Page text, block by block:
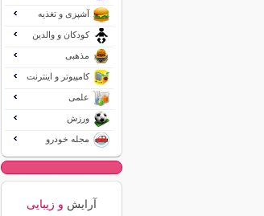
آشپزی و تغذیه
کودکان و والدین
مذهبی
کامپیوتر و اینترنت
علمی
ورزش
مجله خودرو
آرایش و زیبایی